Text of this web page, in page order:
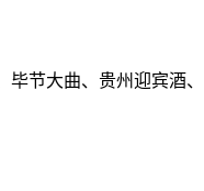
节大曲、贵州迎宾酒